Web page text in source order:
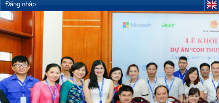
Đăng nhập